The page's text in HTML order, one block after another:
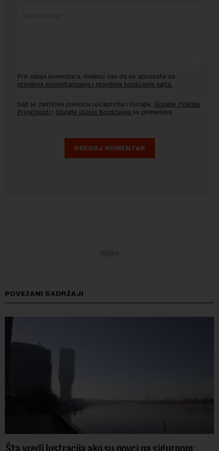
Pre slanja komentara, molimo vas da se upoznate sa
pravilima komentarisanja i pravilima korišćenja sajta.
Sajt je zaštićen pomocu reCaptcha i Google. Google Politika
Privatnosti i Google Uslovi Korišćenja su primenjeni.
POVEZANI SADRŽAJI